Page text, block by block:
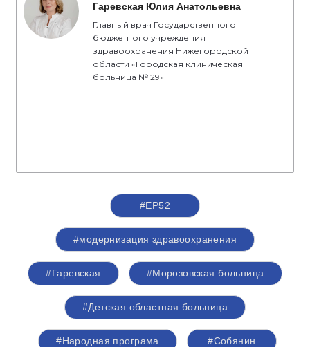
Гаревская Юлия Анатольевна
Главный врач Государственного
бюджетного учреждения
здравоохранения Нижегородской
области «Городская клиническая
больница № 29»
#ЕР52
#модернизация здравоохранения
#Гаревская #Морозовская больница
#Детская областная больница
#Народная програма #Собянин